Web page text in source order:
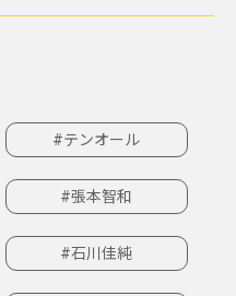
#テンオール
#張本智和
#石川佳純